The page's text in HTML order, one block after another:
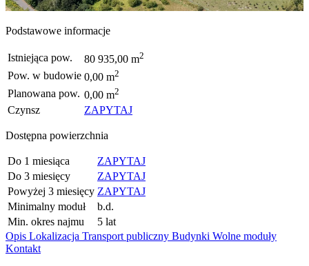
Podstawowe informacje
Istniejąca pow. 80 935,00 m2
Pow. w budowie 0,00 m2
Planowana pow. 0,00 m2
Czynsz ZAPYTAJ
Dostępna powierzchnia
Do 1 miesiąca
ZAPYTAJ
Do 3 miesięcy
ZAPYTAJ
Powyżej 3 miesięcy ZAPYTAJ
Minimalny moduł
b.d.
Min. okres najmu
5 lat
Opis Lokalizacja Transport publiczny Budynki Wolne moduły
Kontakt